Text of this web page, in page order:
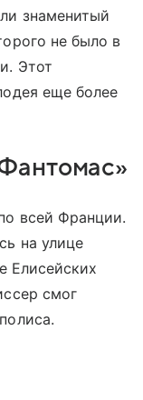
знаменитый
не было в
Этот
еще более
всей Франции.
на улице
Елисейских
смог